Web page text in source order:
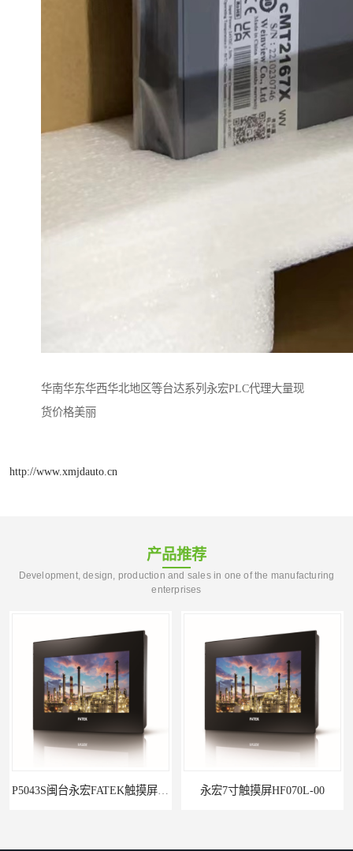
华南华东华西华北地区等台达系列永宏PLC代理大量现
货价格美丽
http://www.xmjdauto.cn
产品推荐
Development, design, production and sales in one of the manufacturing
enterprises
永宏7寸触摸屏HF070L-00